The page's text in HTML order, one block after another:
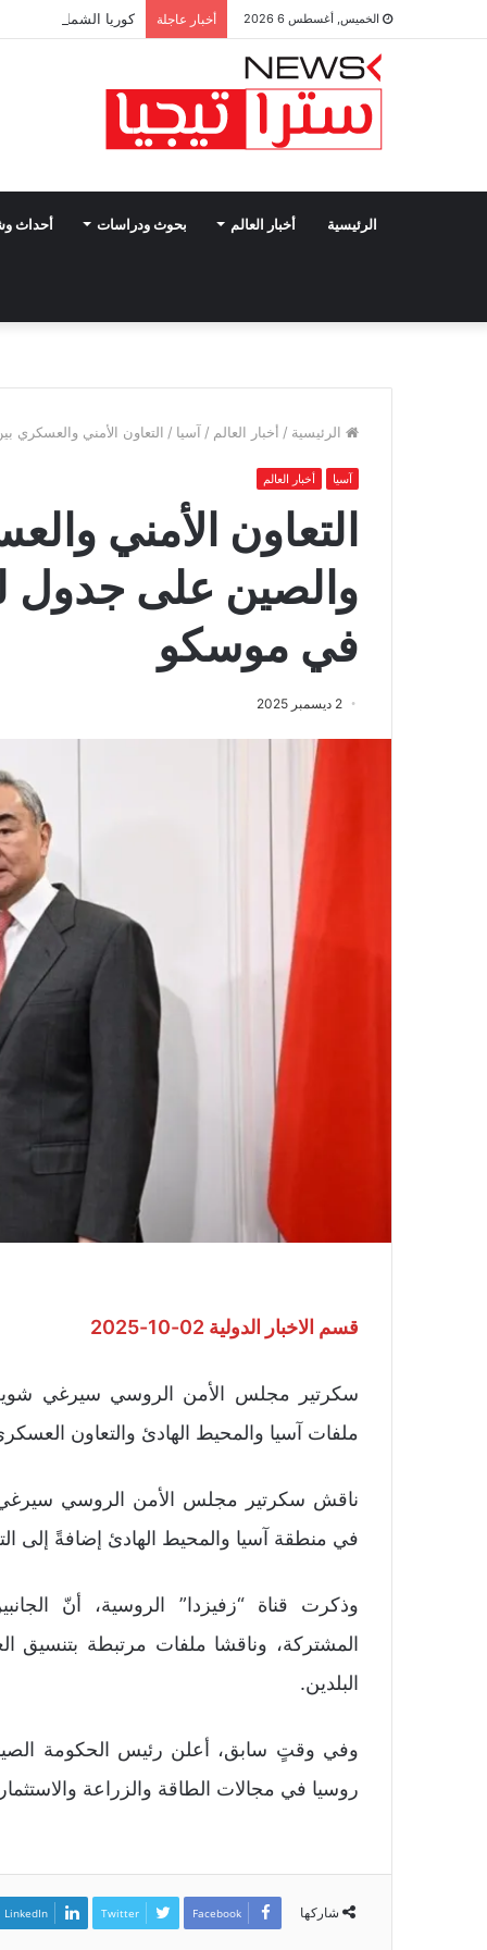
الخميس, أغسطس 6 2026 أخبار عاجلة كوريا الشمالية تتوعد
الرئيسية أخبار العالم بحوث ودراسات أحداث
الرئيسية / أخبار العالم / آسيا / التعاون الأمني
آسيا أخبار العالم
التعاون الأمني
والصين على جدول
في موسكو
2 ديسمبر 2025
قسم الاخبار الدولية 02-10-2025
سكرتير مجلس الأمن الروسي سيرغي
ملفات آسيا والمحيط الهادئ والتعاون
ناقش سكرتير مجلس الأمن الروسي سيرغي
في منطقة آسيا والمحيط الهادئ إضافةً إلى
وذكرت قناة “زفيزدا” الروسية، أنّ
المشتركة، وناقشا ملفات مرتبطة بتنسيق
البلدين.
وفي وقتٍ سابق، أعلن رئيس الحكومة
روسيا في مجالات الطاقة والزراعة
شاركها Facebook
Twitter
LinkedIn